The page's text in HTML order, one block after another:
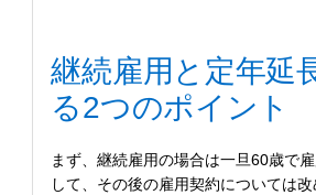
継続雇用と定年延
る2つのポイント
まず、継続雇用の場合は一旦60歳で
して、その後の雇用契約については